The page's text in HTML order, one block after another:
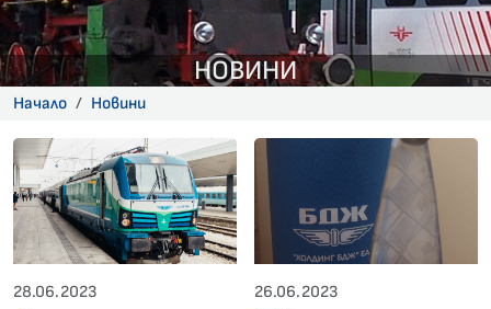
НОВИНИ
Начало Новини
28.06.2023 26.06.2023